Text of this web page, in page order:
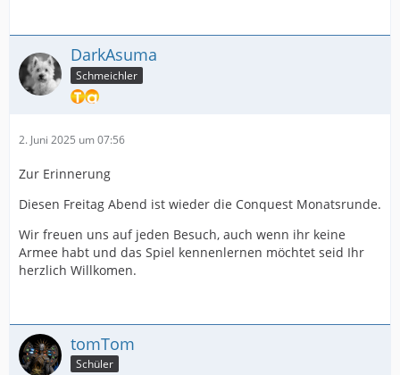
DarkAsuma
Schmeichler
2. Juni 2025 um 07:56
Zur Erinnerung
Diesen Freitag Abend ist wieder die Conquest Monatsrunde.
Wir freuen uns auf jeden Besuch, auch wenn ihr keine
Armee habt und das Spiel kennenlernen möchtet seid Ihr
herzlich Willkomen.
tomTom
Schüler